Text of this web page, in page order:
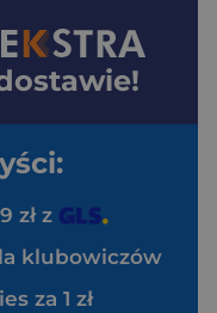
zł z
klubowiczów
za 1 zł